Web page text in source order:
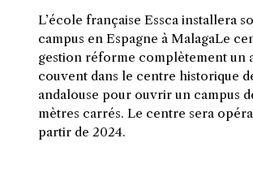
L’école française Essca installera
campus en Espagne à MalagaLe
gestion réforme complètement un
couvent dans le centre historique
andalouse pour ouvrir un campus
mètres carrés. Le centre sera
partir de 2024.